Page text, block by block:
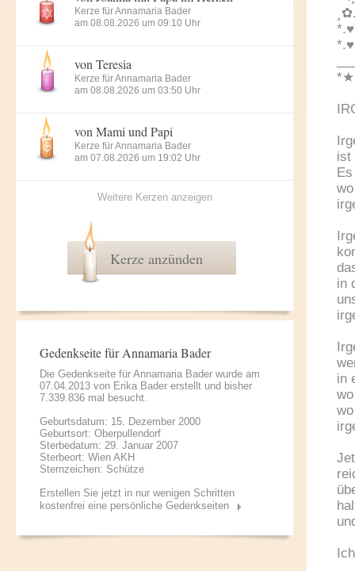
ist
in
in
Kerze für Annamaria Bader
am 08.08.2026 um 09:10 Uhr
von Teresia
Kerze für Annamaria Bader
am 08.08.2026 um 03:50 Uhr
von Mami und Papi
Kerze für Annamaria Bader
am 07.08.2026 um 19:02 Uhr
Weitere Kerzen anzeigen
Kerze anzünden
Gedenkseite für Annamaria Bader
Die Gedenkseite für Annamaria Bader wurde am
07.04.2013 von Erika Bader erstellt und bisher
7.339.836 mal besucht.
Geburtsdatum: 15. Dezember 2000
Geburtsort: Oberpullendorf
Sterbedatum: 29. Januar 2007
Sterbeort: Wien AKH
Sternzeichen: Schütze
Erstellen Sie jetzt in nur wenigen Schritten
kostenfrei eine persönliche Gedenkseiten